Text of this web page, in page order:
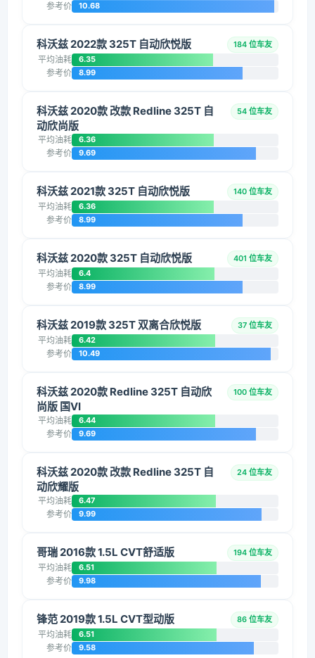
参考价 10.68
科沃兹 2022款 325T 自动欣悦版 184 位车友
平均油耗 6.35
参考价 8.99
科沃兹 2020款 改款 Redline 325T 自
动欣尚版
54 位车友
平均油耗 6.36
参考价 9.69
科沃兹 2021款 325T 自动欣悦版 140 位车友
平均油耗 6.36
参考价 8.99
科沃兹 2020款 325T 自动欣悦版 401 位车友
平均油耗 6.4
参考价 8.99
科沃兹 2019款 325T 双离合欣悦版 37 位车友
平均油耗 6.42
参考价 10.49
科沃兹 2020款 Redline 325T 自动欣
尚版 国VI
100 位车友
平均油耗 6.44
参考价 9.69
科沃兹 2020款 改款 Redline 325T 自
动欣耀版
24 位车友
平均油耗 6.47
参考价 9.99
哥瑞 2016款 1.5L CVT舒适版 194 位车友
平均油耗 6.51
参考价 9.98
锋范 2019款 1.5L CVT型动版 86 位车友
平均油耗 6.51
参考价 9.58